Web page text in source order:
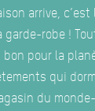
arrive,
garde-robe !
bon pour la
qui
du